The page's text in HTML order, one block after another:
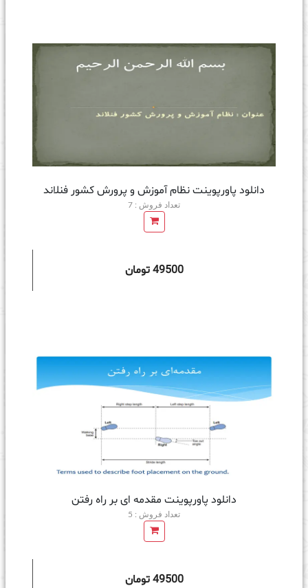
دانلود پاورپوینت نظام آموزش و پرورش کشور فنلاند
تعداد فروش : 7
49500 تومان
دانلود پاورپوینت مقدمه ای بر راه رفتن
تعداد فروش : 5
49500 تومان